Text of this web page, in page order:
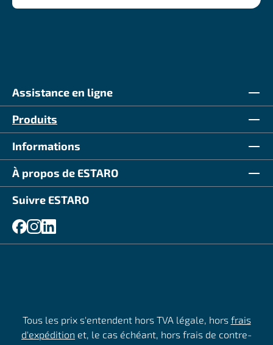
Assistance en ligne
Produits
Informations
À propos de ESTARO
Suivre ESTARO
Tous les prix s'entendent hors TVA légale, hors frais
d'expédition et, le cas échéant, hors frais de contre-